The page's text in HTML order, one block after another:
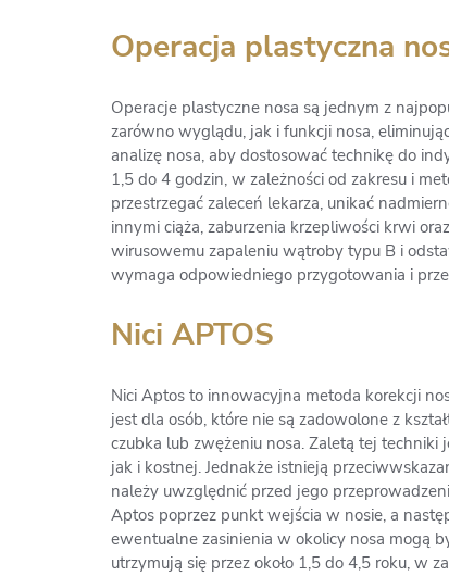
Operacja plastyczna
Operacje plastyczne nosa są jednym z
zarówno wyglądu, jak i funkcji nosa,
analizę nosa, aby dostosować technikę do
1,5 do 4 godzin, w zależności od zakresu i
przestrzegać zaleceń lekarza, unikać
innymi ciąża, zaburzenia krzepliwości krwi
wirusowemu zapaleniu wątroby typu B i
wymaga odpowiedniego przygotowania i
Nici APTOS
Nici Aptos to innowacyjna metoda korekcji
jest dla osób, które nie są zadowolone z
czubka lub zwężeniu nosa. Zaletą tej techniki
jak i kostnej. Jednakże istnieją
należy uwzględnić przed jego
Aptos poprzez punkt wejścia w nosie, a
ewentualne zasinienia w okolicy nosa mogą
utrzymują się przez około 1,5 do 4,5 roku, w